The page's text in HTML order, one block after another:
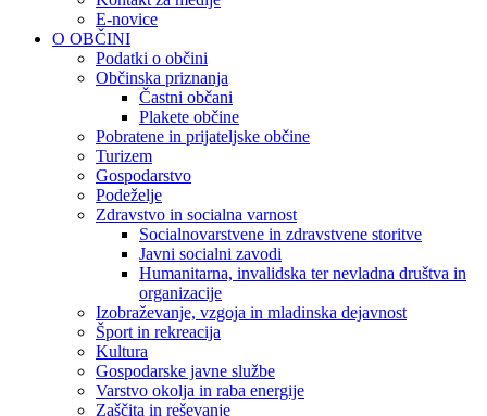
E-novice
O OBČINI
Podatki o občini
Občinska priznanja
Častni občani
Plakete občine
Pobratene in prijateljske občine
Turizem
Gospodarstvo
Podeželje
Zdravstvo in socialna varnost
Socialnovarstvene in zdravstvene storitve
Javni socialni zavodi
Humanitarna, invalidska ter nevladna društva in
organizacije
Izobraževanje, vzgoja in mladinska dejavnost
Šport in rekreacija
Kultura
Gospodarske javne službe
Varstvo okolja in raba energije
Zaščita in reševanje